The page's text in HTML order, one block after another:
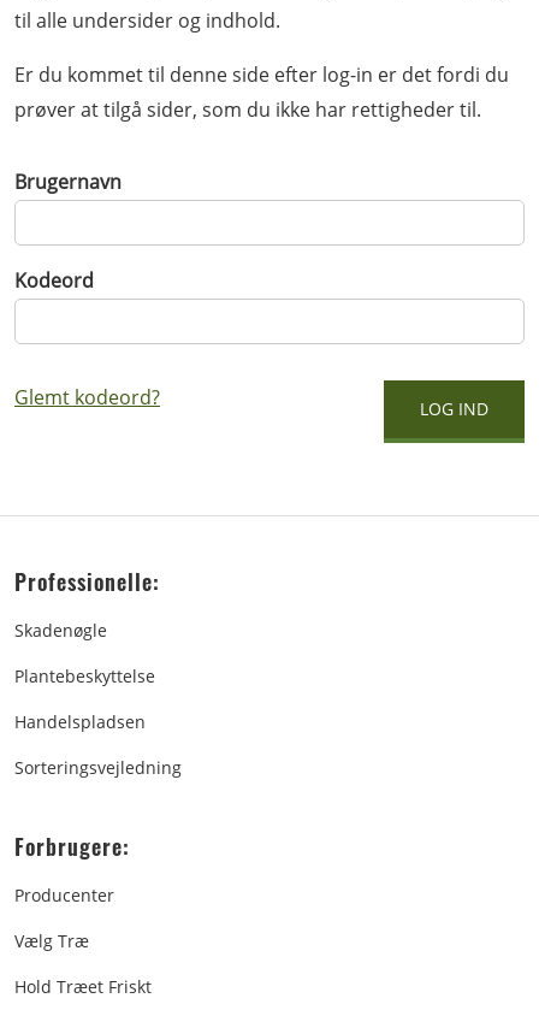
til alle undersider og indhold.
Er du kommet til denne side efter log-in er det fordi du
prøver at tilgå sider, som du ikke har rettigheder til.
Brugernavn
Kodeord
Glemt kodeord?
Professionelle:
Skadenøgle
Plantebeskyttelse
Handelspladsen
Sorteringsvejledning
Forbrugere:
Producenter
Vælg Træ
Hold Træet Friskt